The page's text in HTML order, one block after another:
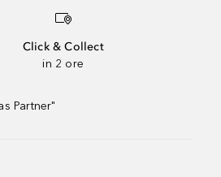
Click & Collect
in 2 ore
Partner"